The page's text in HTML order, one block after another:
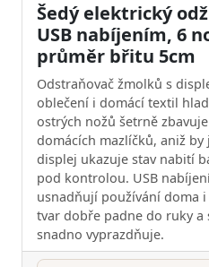
Šedý elektrický
USB nabíjením, 6
průměr břitu 5cm
Odstraňovač žmolků s
oblečení i domácí textil
ostrých nožů šetrně
domácích mazlíčků, aniž by
displej ukazuje stav nabití
pod kontrolou. USB
usnadňují používání doma
tvar dobře padne do ruky a
snadno vyprazdňuje.